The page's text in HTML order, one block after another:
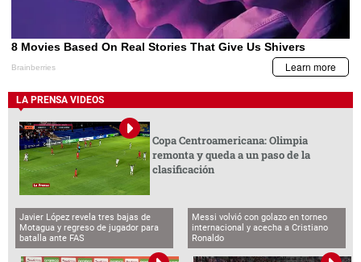
LA PRENSA VIDEOS
Copa Centroamericana: Olimpia
remonta y queda a un paso de la
clasificación
Javier López revela tres bajas de
Motagua y regreso de jugador para
batalla ante FAS
Messi volvió con golazo en torneo
internacional y acecha a Cristiano
Ronaldo